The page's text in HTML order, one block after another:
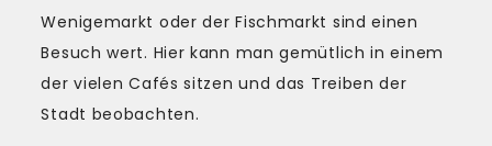
Wenigemarkt oder der Fischmarkt sind einen
Besuch wert. Hier kann man gemütlich in einem
der vielen Cafés sitzen und das Treiben der
Stadt beobachten.